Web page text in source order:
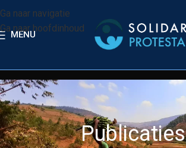
Ga naar navigatie
Ga naar hoofdinhoud
MENU
Publicaties